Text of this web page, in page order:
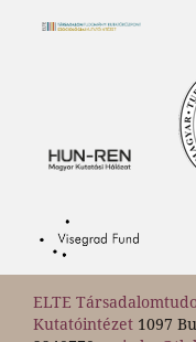
ELTE
Kutatóintézet 1097